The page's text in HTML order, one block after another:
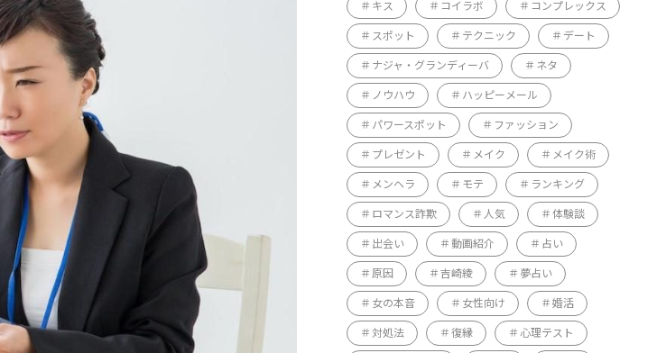
キス コイラボ コンプレックス
スポット テクニック デート
ナジャ・グランディーバ ネタ
ノウハウ ハッピーメール
パワースポット ファッション
プレゼント メイク メイク術
メンヘラ モテ ランキング
ロマンス詐欺 人気 体験談
出会い 動画紹介 占い
原因 吉崎綾 夢占い
女の本音 女性向け 婚活
対処法 復縁 心理テスト